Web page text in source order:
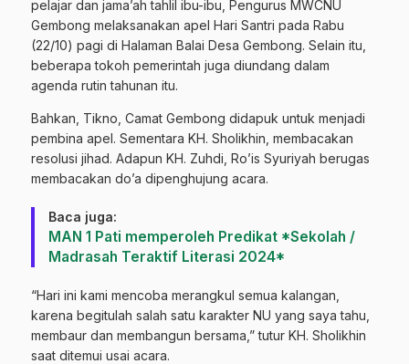
pelajar dan jama’ah tahlil ibu-ibu, Pengurus MWCNU
Gembong melaksanakan apel Hari Santri pada Rabu
(22/10) pagi di Halaman Balai Desa Gembong. Selain itu,
beberapa tokoh pemerintah juga diundang dalam
agenda rutin tahunan itu.
Bahkan, Tikno, Camat Gembong didapuk untuk menjadi
pembina apel. Sementara KH. Sholikhin, membacakan
resolusi jihad. Adapun KH. Zuhdi, Ro’is Syuriyah berugas
membacakan do’a dipenghujung acara.
Baca juga:
MAN 1 Pati memperoleh Predikat *Sekolah /
Madrasah Teraktif Literasi 2024*
“Hari ini kami mencoba merangkul semua kalangan,
karena begitulah salah satu karakter NU yang saya tahu,
membaur dan membangun bersama,” tutur KH. Sholikhin
saat ditemui usai acara.